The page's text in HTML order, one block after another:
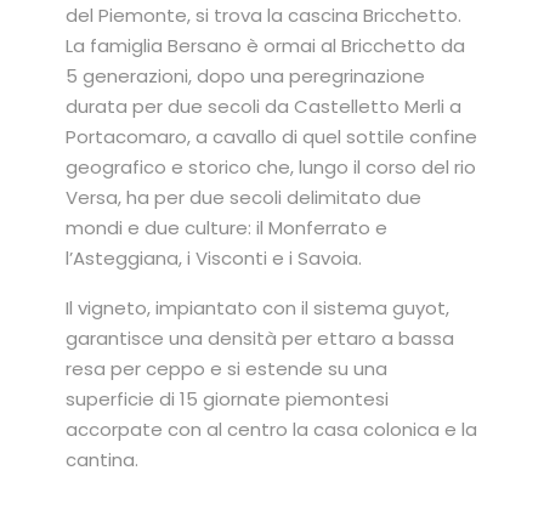
del Piemonte, si trova la cascina Bricchetto.
La famiglia Bersano è ormai al Bricchetto da
5 generazioni, dopo una peregrinazione
durata per due secoli da Castelletto Merli a
Portacomaro, a cavallo di quel sottile confine
geografico e storico che, lungo il corso del rio
Versa, ha per due secoli delimitato due
mondi e due culture: il Monferrato e
l’Asteggiana, i Visconti e i Savoia.
Il vigneto, impiantato con il sistema guyot,
garantisce una densità per ettaro a bassa
resa per ceppo e si estende su una
superficie di 15 giornate piemontesi
accorpate con al centro la casa colonica e la
cantina.